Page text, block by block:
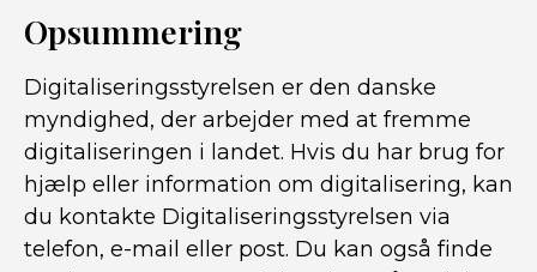
Opsummering
Digitaliseringsstyrelsen er den danske
myndighed, der arbejder med at fremme
digitaliseringen i landet. Hvis du har brug for
hjælp eller information om digitalisering, kan
du kontakte Digitaliseringsstyrelsen via
telefon, e-mail eller post. Du kan også finde